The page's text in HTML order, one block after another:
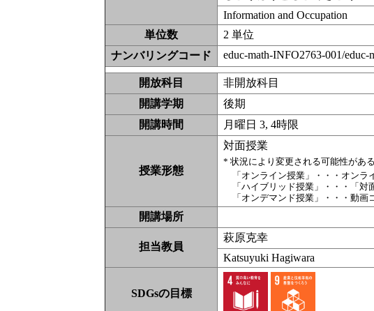
Information and Occupation
単位数
2 単位
ナンバリングコード
educ-math-INFO2763-001/educ-
開放科目
非開放科目
開講学期
後期
開講時間
月曜日 3, 4時限
授業形態
対面授業
* 状況により変更される可能性があ
「オンライン授業」・・・オン
「ハイブリッド授業」・・・「
「オンデマンド授業」・・・動
開講場所
担当教員
萩原克幸
Katsuyuki Hagiwara
SDGsの目標